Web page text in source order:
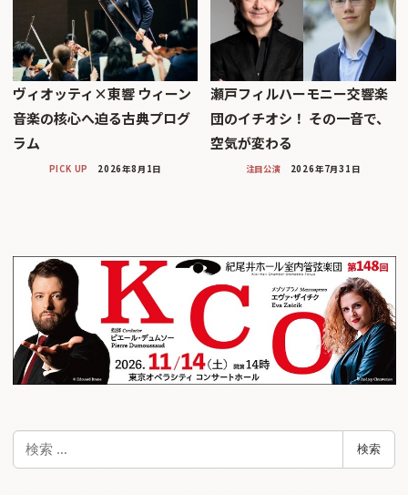
ヴィオッティ×東響 ウィーン
音楽の核心へ迫る古典プログ
ラム
PICK UP 2026年8月1日
瀬戸フィルハーモニー交響楽
団のイチオシ！ その一音で、
空気が変わる
注目公演 2026年7月31日
検
検索